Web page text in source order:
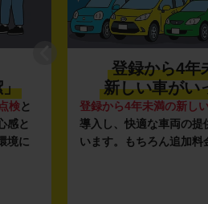
」
検と
感と
境に
登録から4年
新しい車がい
登録から4年未満の新し
導入し、快適な車両の提
います。もちろん追加料